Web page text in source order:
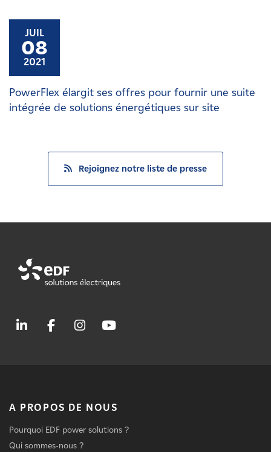
JUIL
08
2021
PowerFlex élargit ses offres pour fournir une suite
intégrée de solutions énergétiques sur site
Rejoignez notre liste de presse
A PROPOS DE NOUS
Pourquoi EDF power solutions ?
Qui sommes-nous ?